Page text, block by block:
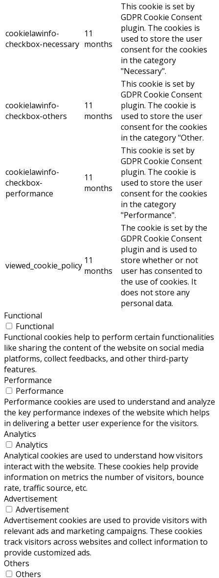
cookielawinfo-
checkbox-necessary
11
months
This cookie is set by
GDPR Cookie Consent
plugin. The cookies is
used to store the user
consent for the cookies
in the category
"Necessary".
cookielawinfo-
checkbox-others
11
months
This cookie is set by
GDPR Cookie Consent
plugin. The cookie is
used to store the user
consent for the cookies
in the category "Other.
cookielawinfo-
checkbox-
performance
11
months
This cookie is set by
GDPR Cookie Consent
plugin. The cookie is
used to store the user
consent for the cookies
in the category
"Performance".
viewed_cookie_policy 11
months
The cookie is set by the
GDPR Cookie Consent
plugin and is used to
store whether or not
user has consented to
the use of cookies. It
does not store any
personal data.
Functional
Functional
Functional cookies help to perform certain functionalities
like sharing the content of the website on social media
platforms, collect feedbacks, and other third-party
features.
Performance
Performance
Performance cookies are used to understand and analyze
the key performance indexes of the website which helps
in delivering a better user experience for the visitors.
Analytics
Analytics
Analytical cookies are used to understand how visitors
interact with the website. These cookies help provide
information on metrics the number of visitors, bounce
rate, traffic source, etc.
Advertisement
Advertisement
Advertisement cookies are used to provide visitors with
relevant ads and marketing campaigns. These cookies
track visitors across websites and collect information to
provide customized ads.
Others
Others